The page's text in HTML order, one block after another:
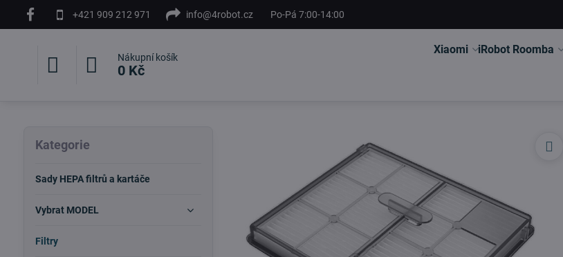
+421 909 212 971 info@4robot.cz Po-Pá 7:00-14:00
Nákupní košík
0 Kč
Xiaomi iRobot Roomba
Kategorie
Sady HEPA filtrů a kartáče
Vybrat MODEL
Filtry